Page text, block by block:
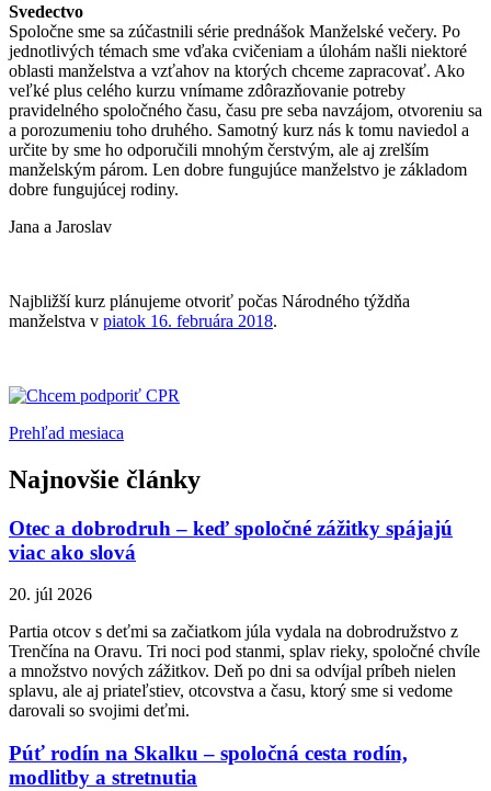
Svedectvo
Spoločne sme sa zúčastnili série prednášok Manželské večery. Po
jednotlivých témach sme vďaka cvičeniam a úlohám našli niektoré
oblasti manželstva a vzťahov na ktorých chceme zapracovať. Ako
veľké plus celého kurzu vnímame zdôrazňovanie potreby
pravidelného spoločného času, času pre seba navzájom, otvoreniu sa
a porozumeniu toho druhého. Samotný kurz nás k tomu naviedol a
určite by sme ho odporučili mnohým čerstvým, ale aj zrelším
manželským párom. Len dobre fungujúce manželstvo je základom
dobre fungujúcej rodiny.
Jana a Jaroslav
Najbližší kurz plánujeme otvoriť počas Národného týždňa
manželstva v piatok 16. februára 2018.
Prehľad mesiaca
Najnovšie články
Otec a dobrodruh – keď spoločné zážitky spájajú
viac ako slová
20. júl 2026
Partia otcov s deťmi sa začiatkom júla vydala na dobrodružstvo z
Trenčína na Oravu. Tri noci pod stanmi, splav rieky, spoločné chvíle
a množstvo nových zážitkov. Deň po dni sa odvíjal príbeh nielen
splavu, ale aj priateľstiev, otcovstva a času, ktorý sme si vedome
darovali so svojimi deťmi.
Púť rodín na Skalku – spoločná cesta rodín,
modlitby a stretnutia